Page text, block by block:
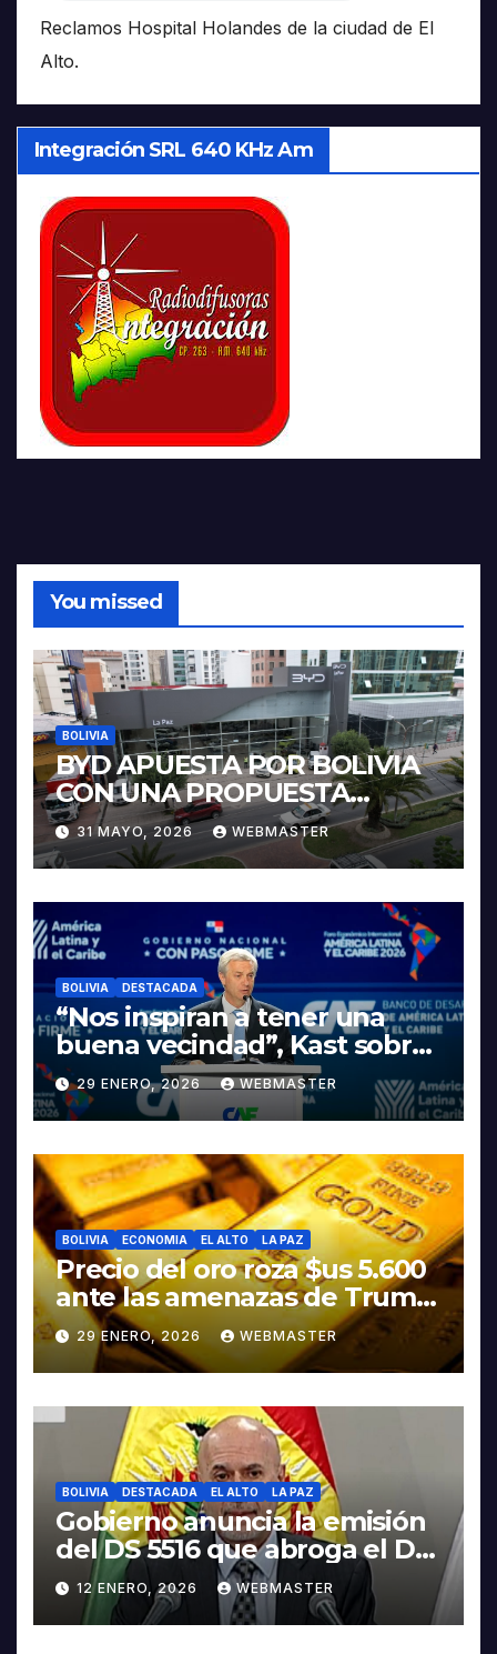
Reclamos Hospital Holandes de la ciudad de El
Alto.
Integración SRL 640 KHz Am
You missed
BOLIVIA
BYD APUESTA POR BOLIVIA
CON UNA PROPUESTA
INTEGRAL PARA IMPULSAR
LA ELECTROMOVILIDAD Y LA
INDUSTRIALIZACIÓN DEL
LITIO
31 MAYO, 2026 WEBMASTER
BOLIVIA DESTACADA
“Nos inspiran a tener una
buena vecindad”, Kast sobre
discurso del presidente
Rodrigo Paz
29 ENERO, 2026 WEBMASTER
BOLIVIA ECONOMIA EL ALTO LA PAZ
Precio del oro roza $us 5.600
ante las amenazas de Trump
contra Irán
29 ENERO, 2026 WEBMASTER
BOLIVIA DESTACADA EL ALTO LA PAZ
Gobierno anuncia la emisión
del DS 5516 que abroga el DS
5503
12 ENERO, 2026 WEBMASTER